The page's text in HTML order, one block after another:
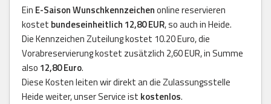
Ein E-Saison Wunschkennzeichenonline reservieren
kostet bundeseinheitlich 12,80 EUR, so auch in Heide.
Die Kennzeichen Zuteilung kostet 10.20 Euro, die
Vorabreservierung kostet zusätzlich 2,60 EUR, in Summe
also 12,80 Euro.
Diese Kosten leiten wir direkt an die Zulassungsstelle
Heide weiter, unser Service ist kostenlos.